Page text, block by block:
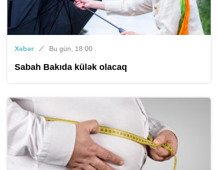
Xəbər Bu gün, 18:00
Sabah Bakıda külək olacaq